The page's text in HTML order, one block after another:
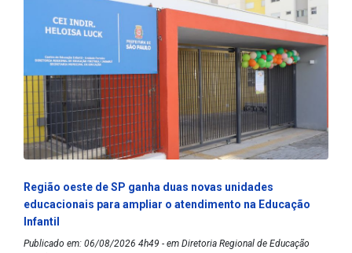
Região oeste de SP ganha duas novas unidades
educacionais para ampliar o atendimento na Educação
Infantil
Publicado em: 06/08/2026 4h49 - em Diretoria Regional de Educação